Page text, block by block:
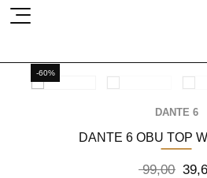
-60%
DANTE 6
DANTE 6 OBU TOP
99,00